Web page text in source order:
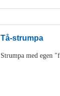
Tå-strumpa
Strumpa med egen